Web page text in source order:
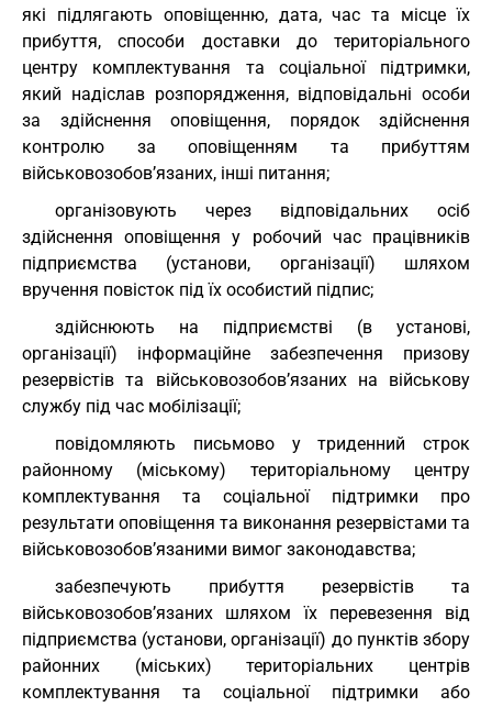
які підлягають оповіщенню, дата, час та місце їх
прибуття, способи доставки до територіального
центру комплектування та соціальної підтримки,
який надіслав розпорядження, відповідальні особи
за здійснення оповіщення, порядок здійснення
контролю за оповіщенням та прибуттям
військовозобов’язаних, інші питання;
організовують через відповідальних осіб
здійснення оповіщення у робочий час працівників
підприємства (установи, організації) шляхом
вручення повісток під їх особистий підпис;
здійснюють на підприємстві (в установі,
організації) інформаційне забезпечення призову
резервістів та військовозобов’язаних на військову
службу під час мобілізації;
повідомляють письмово у триденний строк
районному (міському) територіальному центру
комплектування та соціальної підтримки про
результати оповіщення та виконання резервістами та
військовозобов’язаними вимог законодавства;
забезпечують прибуття резервістів та
військовозобов’язаних шляхом їх перевезення від
підприємства (установи, організації) до пунктів збору
районних (міських) територіальних центрів
комплектування та соціальної підтримки або